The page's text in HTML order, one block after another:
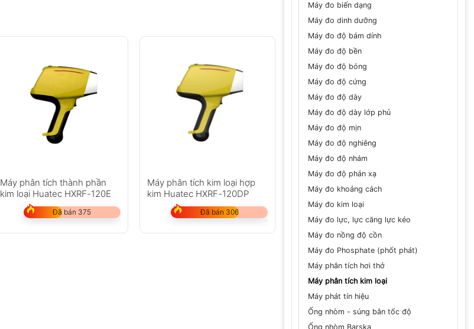
Máy đo biến dạng
Máy đo dinh dưỡng
Máy đo độ bám dính
Máy đo độ bền
Máy đo độ bóng
Máy đo độ cứng
Máy đo độ dày
Máy đo độ dày lớp phủ
Máy đo độ mịn
Máy đo độ nghiêng
Máy đo độ nhám
Máy đo độ phản xạ
Máy đo khoảng cách
Máy đo kim loại
Máy đo lực, lực căng lực kéo
Máy đo nồng độ cồn
Máy đo Phosphate (phốt phát)
Máy phân tích hơi thở
Máy phân tích kim loại
Máy phát tín hiệu
Ống nhòm - súng bắn tốc độ
Ống nhòm Barska
Máy phân tích thành phần
kim loại Huatec HXRF-120E
Đã bán 375
Máy phân tích kim loại hợp
kim Huatec HXRF-120DP
Đã bán 306